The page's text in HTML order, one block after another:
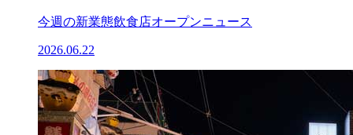
今週の新業態飲食店オープンニュース
2026.06.22